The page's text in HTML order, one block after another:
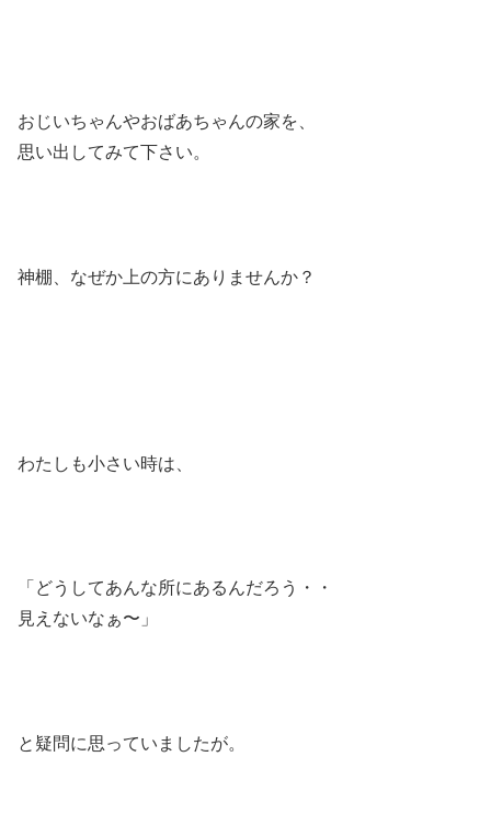
おじいちゃんやおばあちゃんの家を、
思い出してみて下さい。
神棚、なぜか上の方にありませんか？
わたしも小さい時は、
「どうしてあんな所にあるんだろう・・
見えないなぁ〜」
と疑問に思っていましたが。